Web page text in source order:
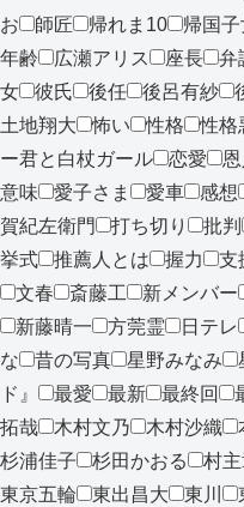
お
師匠 帰れま10 帰国
年齢
広瀬アリス 座長 弁
女
彼氏 後任 後呂有紗
土地翔大
怖い 性格 性格
ー君と白杖ガール
恋愛 恩
意味
愛子さま 愛車 感想
賀紀左衛門
打ち切り 批判
挙式
推薦人とは 握力 支
文春
斎藤工 新メンバー
新藤晴一
方莞霊 日テレ
な
昔の写真 星野みなみ
ド』
最愛 最新 最終回
拓哉
木村文乃 木村沙織
杉浦佳子
杉田かおる 村
東京五輪
東出昌大 東川